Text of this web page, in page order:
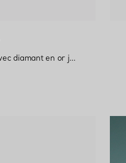
Pendentif Diamonds by the Yard® avec diamant en or jaune 18 carats